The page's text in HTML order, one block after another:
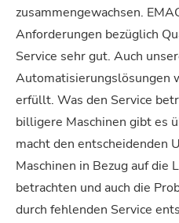
zusammengewachsen.
Anforderungen bezüglich
Service sehr gut. Auch
Automatisierungslösungen
erfüllt. Was den Service
billigere Maschinen gibt es
macht den entscheidenden
Maschinen in Bezug auf die
betrachten und auch die
durch fehlenden Service